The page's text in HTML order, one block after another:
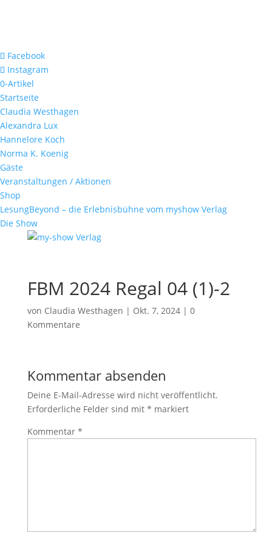
Facebook
Instagram
0-Artikel
Startseite
Claudia Westhagen
Alexandra Lux
Hannelore Koch
Norma K. Koenig
Gäste
Veranstaltungen / Aktionen
Shop
LesungBeyond – die Erlebnisbühne vom myshow Verlag
Die Show
FBM 2024 Regal 04 (1)-2
von Claudia Westhagen | Okt. 7, 2024| 0
Kommentare
Kommentar absenden
Deine E-Mail-Adresse wird nicht veröffentlicht.
Erforderliche Felder sind mit * markiert
Kommentar *